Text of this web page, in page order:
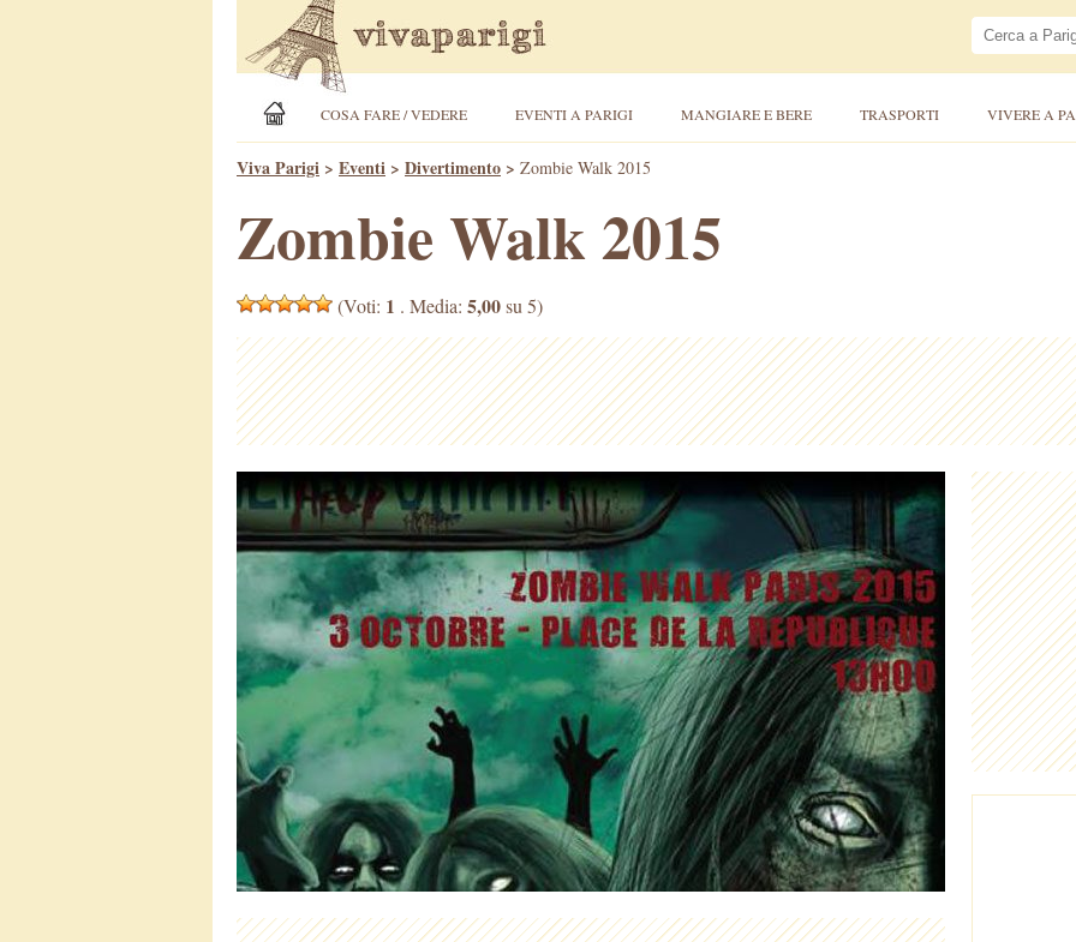
COSA FARE / VEDERE EVENTI A PARIGI MANGIARE E BERE TRASPORTI VIVERE A
Viva Parigi > Eventi > Divertimento > Zombie Walk 2015
Zombie Walk 2015
(Voti: 1 . Media: 5,00su 5)